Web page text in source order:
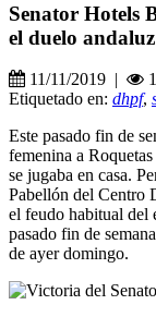
Senator Hotels
el duelo
11/11/2019 |
Etiquetado en: dhpf,
Este pasado fin de
femenina a
se jugaba en casa.
Pabellón del Centro
el feudo habitual del
pasado fin de
de ayer domingo.